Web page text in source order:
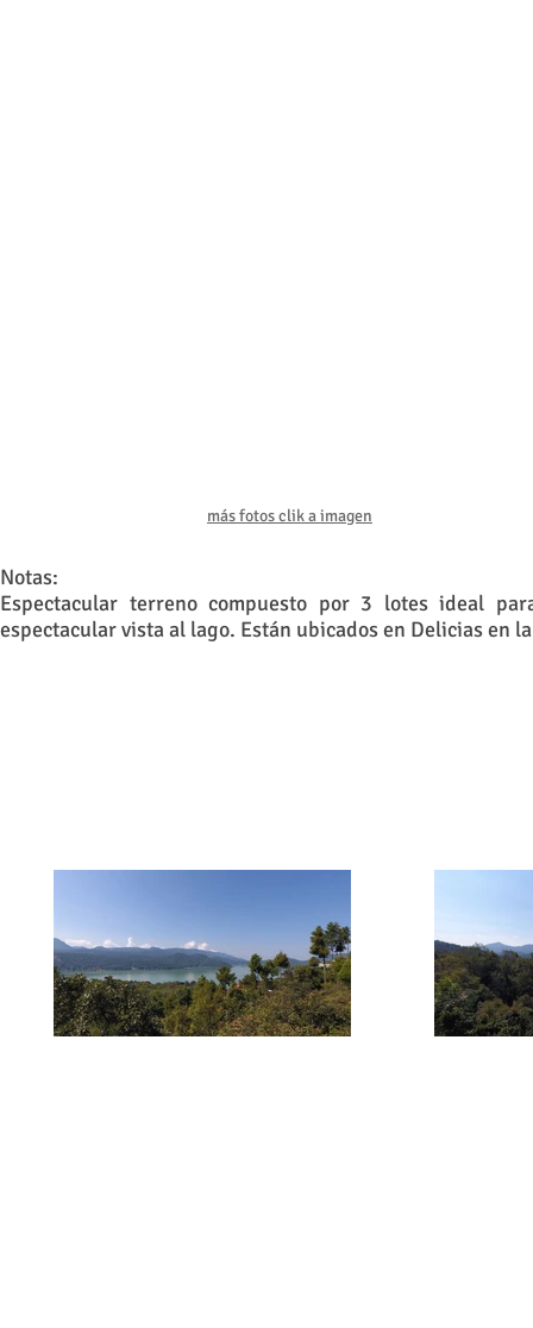
más fotos clik a imagen
Notas:
Espectacular terreno compuesto por 3 lotes ideal
espectacular vista al lago. Están ubicados en Delicias en